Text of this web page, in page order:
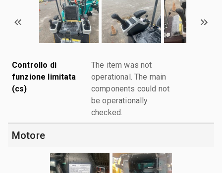
Controllo di
funzione limitata
(cs)
The item was not
operational. The main
components could not
be operationally
checked.
Motore